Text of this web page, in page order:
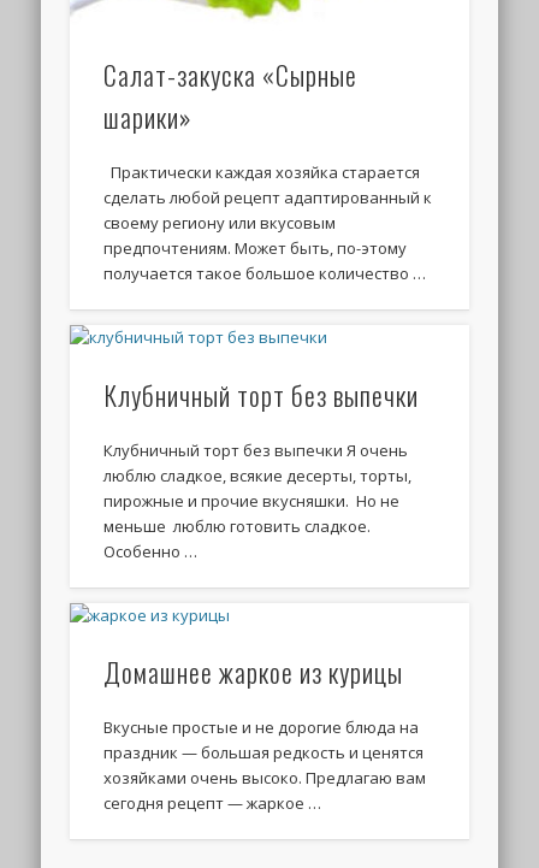
Салат-закуска «Сырные
шарики»
Практически каждая хозяйка старается
сделать любой рецепт адаптированный к
своему региону или вкусовым
предпочтениям. Может быть, по-этому
получается такое большое количество …
Клубничный торт без выпечки
Клубничный торт без выпечки Я очень
люблю сладкое, всякие десерты, торты,
пирожные и прочие вкусняшки. Но не
меньше люблю готовить сладкое.
Особенно …
Домашнее жаркое из курицы
Вкусные простые и не дорогие блюда на
праздник — большая редкость и ценятся
хозяйками очень высоко. Предлагаю вам
сегодня рецепт — жаркое …